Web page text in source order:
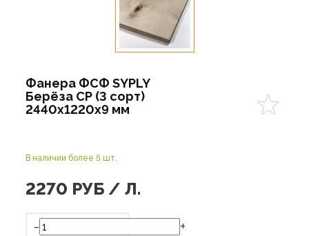
Фанера ФСФ SYPLY
Берёза CP (3 сорт)
2440х1220х9 мм
В наличии более 5 шт.
2270 РУБ / Л.
- +